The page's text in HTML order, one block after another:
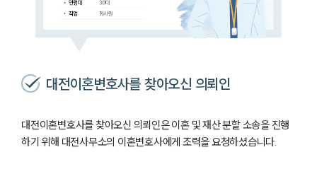
대전이혼변호사를 찾아오신 의뢰인
대전이혼변호사를 찾아오신 의뢰인은 이혼 및 재산 분할 소송을 진행
하기 위해 대전사무소의 이혼변호사에게 조력을 요청하셨습니다.